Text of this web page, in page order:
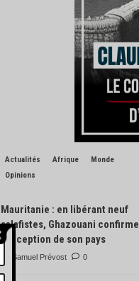
Actualités Afrique
Monde
Opinions
Mauritanie : en libérant neuf
salafistes, Ghazouani confirme
l’exception de son pays
Samuel Prévost 0